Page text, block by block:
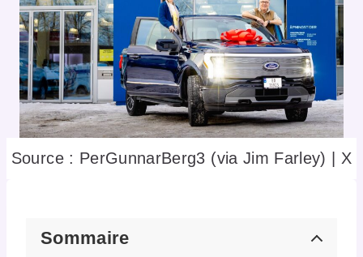
Source : PerGunnarBerg3 (via Jim Farley) | X
Sommaire